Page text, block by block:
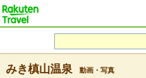
みき槙山温泉 動画・写真